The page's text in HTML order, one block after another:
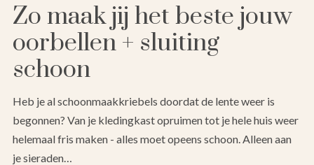
Zo maak jij het beste jouw
oorbellen + sluiting
schoon
Heb je al schoonmaakkriebels doordat de lente weer is
begonnen? Van je kledingkast opruimen tot je hele huis weer
helemaal fris maken - alles moet opeens schoon. Alleen aan
je sieraden…